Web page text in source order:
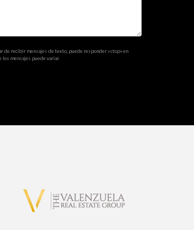
demandadas en el mercado
¡no dudes en contactar a
de recibir mensajes de texto, puede responder «stop» en
los mensajes puede variar.